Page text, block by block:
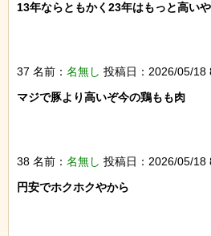
13年ならともかく23年はもっと高い
37 名前： 名無し 投稿日：2026/05/18
マジで豚より高いぞ今の鶏もも肉
38 名前： 名無し 投稿日：2026/05/18
円安でホクホクやから